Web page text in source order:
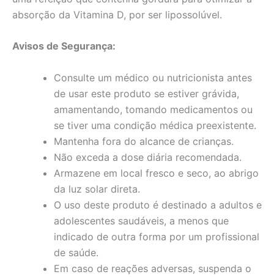
absorção da Vitamina D, por ser lipossolúvel.
Avisos de Segurança:
Consulte um médico ou nutricionista antes
de usar este produto se estiver grávida,
amamentando, tomando medicamentos ou
se tiver uma condição médica preexistente.
Mantenha fora do alcance de crianças.
Não exceda a dose diária recomendada.
Armazene em local fresco e seco, ao abrigo
da luz solar direta.
O uso deste produto é destinado a adultos e
adolescentes saudáveis, a menos que
indicado de outra forma por um profissional
de saúde.
Em caso de reações adversas, suspenda o